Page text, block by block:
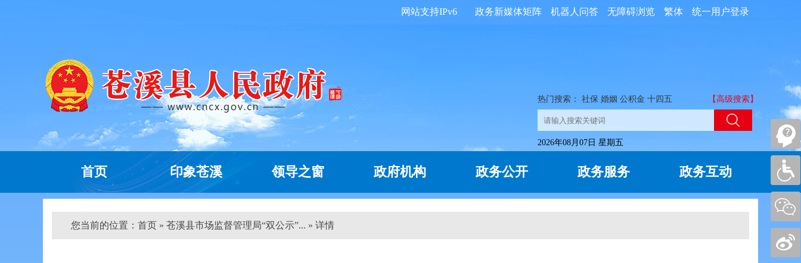
统一用户登录
繁体
无障碍浏览
机器人问答
政务新媒体矩阵
网站支持IPv6
热门搜索： 社保 婚姻 公积金 十四五 【高级搜索】
2026年08月07日 星期五
首页 印象苍溪 领导之窗 政府机构 政务公开 政务服务 政务互动
您当前的位置： 首页 » 苍溪县市场监督管理局“双公示”... » 详情